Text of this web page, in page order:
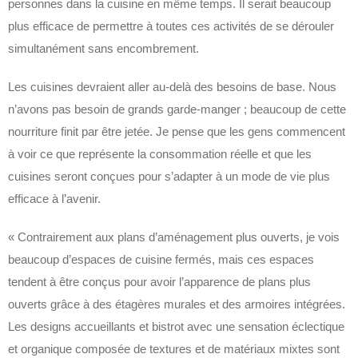
personnes dans la cuisine en même temps. Il serait beaucoup
plus efficace de permettre à toutes ces activités de se dérouler
simultanément sans encombrement.
Les cuisines devraient aller au-delà des besoins de base. Nous
n’avons pas besoin de grands garde-manger ; beaucoup de cette
nourriture finit par être jetée. Je pense que les gens commencent
à voir ce que représente la consommation réelle et que les
cuisines seront conçues pour s’adapter à un mode de vie plus
efficace à l’avenir.
« Contrairement aux plans d’aménagement plus ouverts, je vois
beaucoup d’espaces de cuisine fermés, mais ces espaces
tendent à être conçus pour avoir l’apparence de plans plus
ouverts grâce à des étagères murales et des armoires intégrées.
Les designs accueillants et bistrot avec une sensation éclectique
et organique composée de textures et de matériaux mixtes sont